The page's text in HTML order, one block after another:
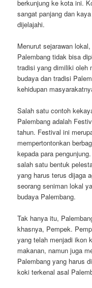
berkunjung ke kota ini.
sangat panjang dan
dijelajahi.
Menurut sejarawan
Palembang tidak bisa
tradisi yang dimiliki oleh
budaya dan tradisi
kehidupan
Salah satu contoh
Palembang adalah
tahun. Festival ini
mempertontonkan
kepada para
salah satu bentuk
yang harus terus dijaga
seorang seniman lokal
budaya Palembang.
Tak hanya itu,
khasnya, Pempek.
yang telah menjadi ikon
makanan, namun juga
Palembang yang harus
koki terkenal asal